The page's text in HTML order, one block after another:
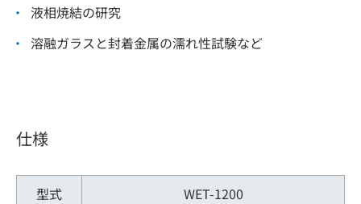
液相焼結の研究
溶融ガラスと封着金属の濡れ性試験など
仕様
型式 WET-1200